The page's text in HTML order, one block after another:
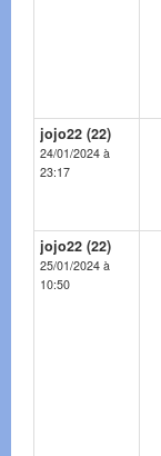
jojo22 (22)
24/01/2024 à
23:17
jojo22 (22)
25/01/2024 à
10:50